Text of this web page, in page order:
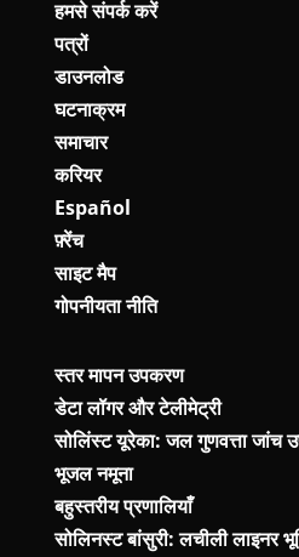
हमसे संपर्क करें
पत्रों
डाउनलोड
घटनाक्रम
समाचार
करियर
Español
फ़्रेंच
साइट मैप
गोपनीयता नीति
स्तर मापन उपकरण
डेटा लॉगर और टेलीमेट्री
सोलिंस्ट यूरेका: जल गुणवत्ता जांच
भूजल नमूना
बहुस्तरीय प्रणालियाँ
सोलिनस्ट बांसुरी: लचीली लाइनर